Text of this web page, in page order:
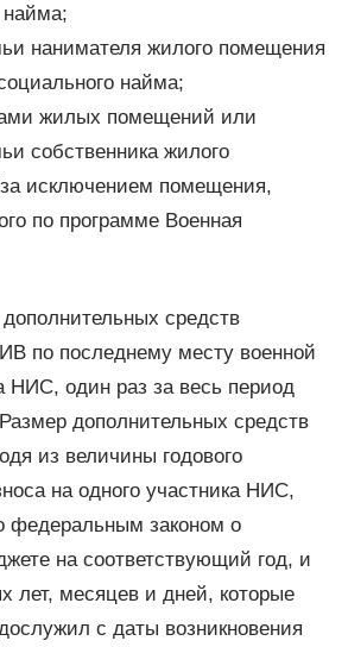
найма;
нанимателя жилого помещения
найма;
жилых помещений или
собственника жилого
исключением помещения,
по программе Военная
средств
по последнему месту военной
НИС, один раз за весь период
дополнительных средств
из величины годового
на одного участника НИС,
федеральным законом о
на соответствующий год, и
лет, месяцев и дней, которые
с даты возникновения